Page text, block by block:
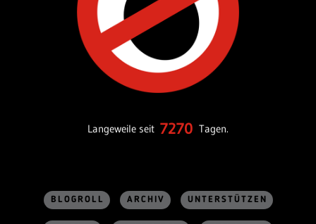
Langeweile seit 7270 Tagen.
BLOGROLL ARCHIV UNTERSTÜTZEN